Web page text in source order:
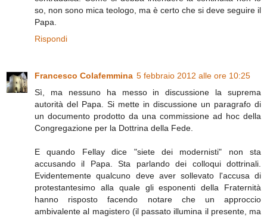
so, non sono mica teologo, ma è certo che si deve seguire il
Papa.
Rispondi
Francesco Colafemmina 5 febbraio 2012 alle ore 10:25
Sì, ma nessuno ha messo in discussione la suprema
autorità del Papa. Si mette in discussione un paragrafo di
un documento prodotto da una commissione ad hoc della
Congregazione per la Dottrina della Fede.
E quando Fellay dice "siete dei modernisti" non sta
accusando il Papa. Sta parlando dei colloqui dottrinali.
Evidentemente qualcuno deve aver sollevato l'accusa di
protestantesimo alla quale gli esponenti della Fraternità
hanno risposto facendo notare che un approccio
ambivalente al magistero (il passato illumina il presente, ma